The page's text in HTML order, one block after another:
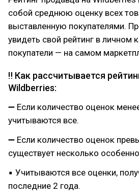
собой среднюю оценку всех
выставленную покупателями.
увидеть свой рейтинг в личном
покупатели — на самом
‼ Как рассчитывается
Wildberries:
➖ Если количество оценок
учитываются все.
➖ Если количество оценок
существует несколько
▪ Учитываются все оценки,
последние 2 года.